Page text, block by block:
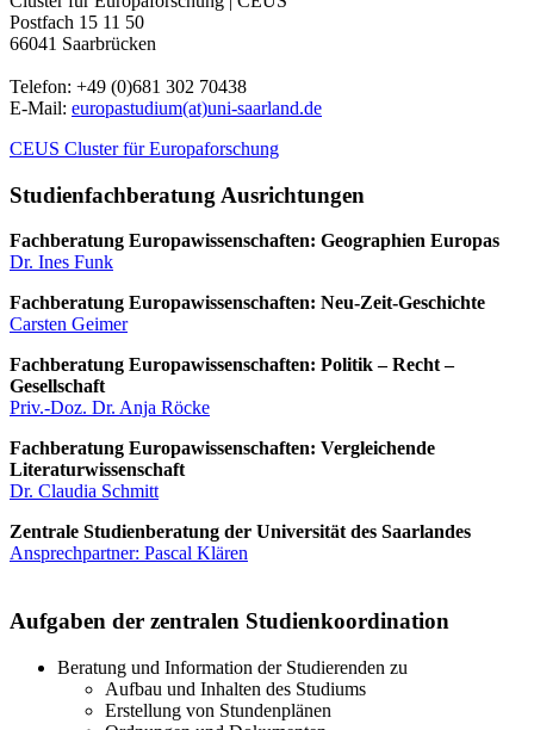
Postfach 15 11 50
66041 Saarbrücken
Telefon: +49 (0)681 302 70438
E-Mail: europastudium(at)uni-saarland.de
CEUS Cluster für Europaforschung
Studienfachberatung Ausrichtungen
Fachberatung Europawissenschaften: Geographien Europas
Dr. Ines Funk
Fachberatung Europawissenschaften: Neu-Zeit-Geschichte
Carsten Geimer
Fachberatung Europawissenschaften: Politik – Recht –
Gesellschaft
Priv.-Doz. Dr. Anja Röcke
Fachberatung Europawissenschaften: Vergleichende
Literaturwissenschaft
Dr. Claudia Schmitt
Zentrale Studienberatung der Universität des Saarlandes
Ansprechpartner: Pascal Klären
Aufgaben der zentralen Studienkoordination
Beratung und Information der Studierenden zu
Aufbau und Inhalten des Studiums
Erstellung von Stundenplänen